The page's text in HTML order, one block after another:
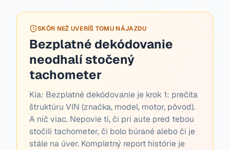
SKÔR NEŽ UVERÍŠ TOMU NÁJAZDU
Bezplatné dekódovanie
neodhalí stočený
tachometer
Kia: Bezplatné dekódovanie je krok 1: prečíta
štruktúru VIN (značka, model, motor, pôvod).
A nič viac. Nepovie ti, či pri aute pred tebou
stočili tachometer, či bolo búrané alebo či je
stále na úver. Kompletný report histórie je